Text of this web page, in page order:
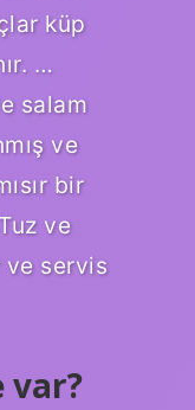
küp
…
salam
ve
bir
ve
ve servis
var?